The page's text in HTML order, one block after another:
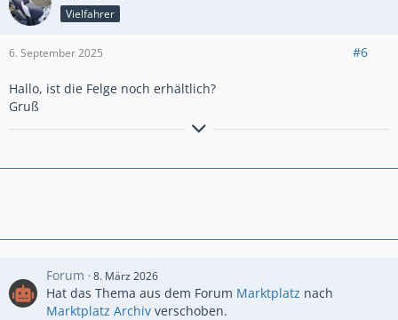
Vielfahrer
6. September 2025 #6
Hallo, ist die Felge noch erhältlich?
Gruß
Forum 8. März 2026
Hat das Thema aus dem Forum Marktplatz nach
Marktplatz Archiv verschoben.